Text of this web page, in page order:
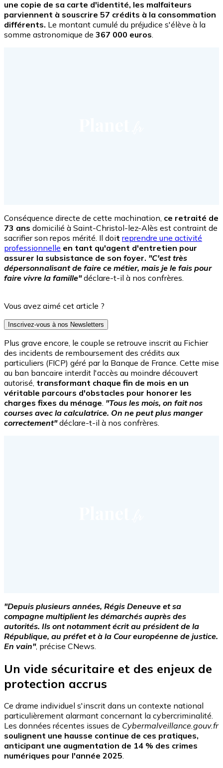
une copie de sa carte d'identité, les malfaiteurs
parviennent à souscrire 57 crédits à la consommation
différents. Le montant cumulé du préjudice s'élève à la
somme astronomique de 367 000 euros
Conséquence directe de cette machination, ce retraité de
73 ans domicilié à Saint-Christol-lez-Alès est contraint de
sacrifier son repos mérité. Il doit reprendre une activité
professionnelle en tant qu'agent d'entretien pour
assurer la subsistance de son foyer. "C'est très
dépersonnalisant de faire ce métier, mais je le fais pour
faire vivre la famille" déclare-t-il à nos confrères.
Vous avez aimé cet article ?
Inscrivez-vous à nos Newsletters
Plus grave encore, le couple se retrouve inscrit au Fichier
des incidents de remboursement des crédits aux
particuliers (FICP) géré par la Banque de France. Cette mise
au ban bancaire interdit l'accès au moindre découvert
autorisé, transformant chaque fin de mois en un
véritable parcours d'obstacles pour honorer les
charges fixes du ménage "Tous les mois, on fait nos
courses avec la calculatrice. On ne peut plus manger
correctement" déclare-t-il à nos confrères.
"Depuis plusieurs années, Régis Deneuve et sa
compagne multiplient les démarchés auprès des
autorités. Ils ont notamment écrit au président de la
République, au préfet et à la Cour européenne de justice.
En vain", précise CNews.
Un vide sécuritaire et des enjeux de
protection accrus
Ce drame individuel s'inscrit dans un contexte national
particulièrement alarmant concernant la cybercriminalité.
Les données récentes issues de Cybermalveillance.gouv.fr
soulignent une hausse continue de ces pratiques,
anticipant une augmentation de 14 % des crimes
numériques pour l'année 2025.